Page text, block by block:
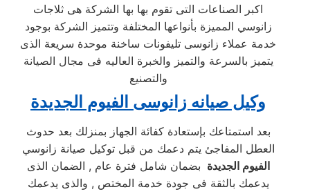
اكبر الصناعات التى تقوم بها بها الشركة هى ثلاجات
زانوسي المميزة بأنواعها المختلفة وتتميز الشركة بوجود
خدمة عملاء زانوسى تليفونات ساخنة موحدة سريعة الذى
يتميز بالسرعة والتميز والخبرة العاليه فى مجال الصيانة
والتصنيع
وكيل صيانه زانوسى الفيوم الجديدة
بعد استمتاعك بإستعادة كفائة الجهاز بمنزلك بعد حدوث
العطل المفاجئ يتم دعمك من قبل توكيل صيانة زانوسي
الفيوم الجديدة بضمان شامل فترة عام , الضمان الذى
يدعمك بالثقة فى جودة خدمة المختص , والذى يدعمك